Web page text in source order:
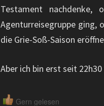
Testament
Agenturreisegruppe ging,
die Grie-Soß-Saison
Aber ich bin erst seit
Gern gelesen